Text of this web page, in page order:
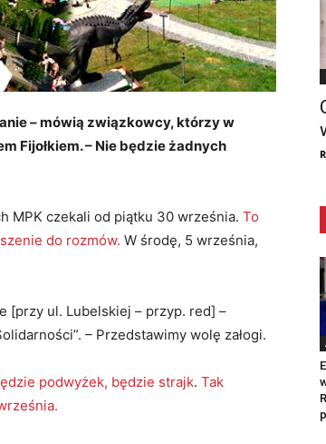
– mówią związkowcy, którzy w
Fijołkiem. – Nie będzie żadnych
MPK czekali od piątku 30 września. To
do rozmów. W środę, 5 września,
[przy ul. Lubelskiej – przyp. red] –
– Przedstawimy wolę załogi.
podwyżek, będzie strajk. Tak